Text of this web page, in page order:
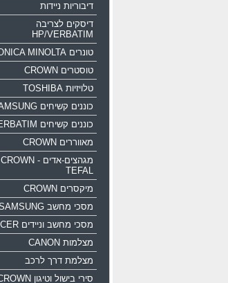
דיבוריות ניידות
דיסקים לצריבה
HP/VERBATIM
טונרים KONICA MINOLTA
טוסטרים CROWN
טלויזיות TOSHIBA
כוננים קשיחים SAMSUNG
כוננים קשיחים VERBATIM
מאווררים CROWN
מגהצים-אדים CROWN -
TEFAL
מיקסרים CROWN
מסכי מחשב SAMSUNG
מסכי מחשב וניידים ACER
מצלמות CANON
מצלמת דרך לרכב
סירי בישול וטיגון CROWN